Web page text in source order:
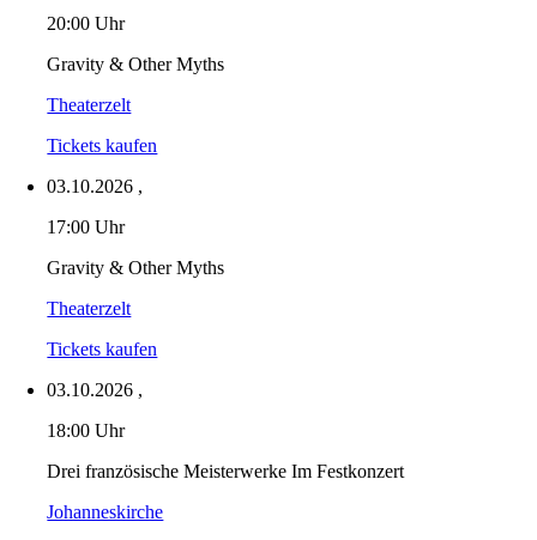
20:00 Uhr
Gravity & Other Myths
Theaterzelt
Tickets kaufen
03.10.2026 ,
17:00 Uhr
Gravity & Other Myths
Theaterzelt
Tickets kaufen
03.10.2026 ,
18:00 Uhr
Drei französische Meisterwerke Im Festkonzert
Johanneskirche